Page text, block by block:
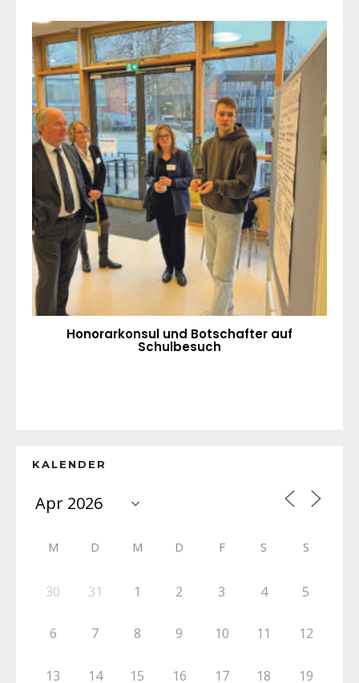
Honorarkonsul und Botschafter auf
Schulbesuch
KALENDER
M D M D F S S
30 31 1 2 3 4 5
6 7 8 9 10 11 12
13 14 15 16 17 18 19